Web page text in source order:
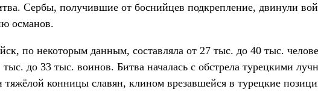
Сербы, получившие от боснийцев подкрепление, двинули
османов.
по некоторым данным, составляла от 27 тыс. до 40 тыс.
тыс. до 33 тыс. воинов. Битва началась с обстрела турецкими
тяжёлой конницы славян, клином врезавшейся в турецкие